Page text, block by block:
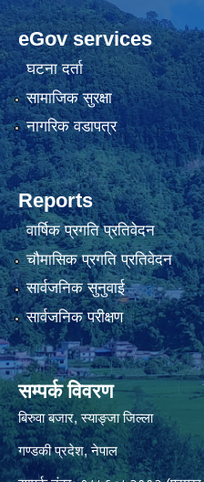
eGov services
घटना दर्ता
सामाजिक सुरक्षा
नागरिक वडापत्र
Reports
वार्षिक प्रगति प्रतिवेदन
चौमासिक प्रगति प्रतिवेदन
सार्वजनिक सुनुवाई
सार्वजनिक परीक्षण
सम्पर्क विवरण
बिरुवा बजार, स्याङ्जा जिल्ला
गण्डकी प्रदेश, नेपाल